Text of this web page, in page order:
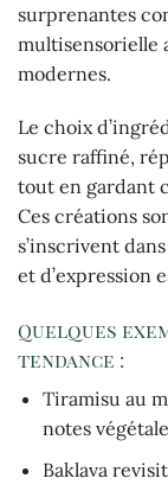
surprenantes
multisensorielle
modernes.
Le choix
sucre raffiné,
tout en gardant
Ces créations
s’inscrivent
et d’expression
Quelques
tendance :
Tiramisu au
notes
Baklava